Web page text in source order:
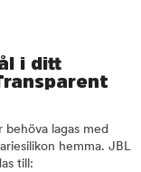
i ditt
lagas med
hemma. JBL
till: